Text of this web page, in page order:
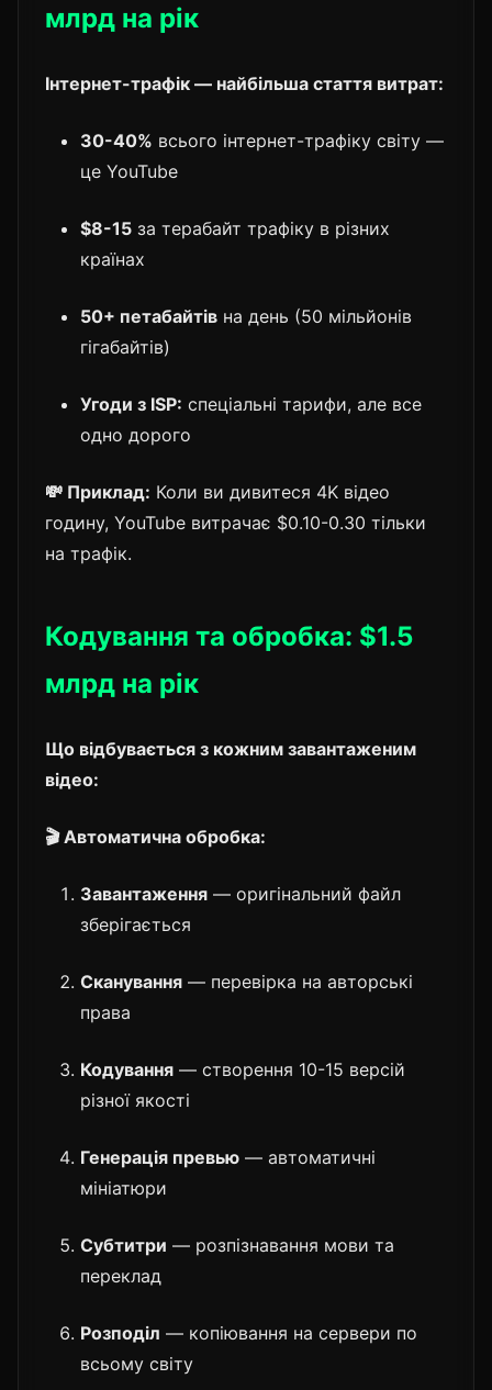
млрд на рік
Інтернет-трафік — найбільша стаття витрат:
30-40% всього інтернет-трафіку світу —
це YouTube
$8-15 за терабайт трафіку в різних
країнах
50+ петабайтів на день (50 мільйонів
гігабайтів)
Угоди з ISP: спеціальні тарифи, але все
одно дорого
💸 Приклад: Коли ви дивитеся 4K відео
годину, YouTube витрачає $0.10-0.30 тільки
на трафік.
Кодування та обробка: $1.5
млрд на рік
Що відбувається з кожним завантаженим
відео:
🎬 Автоматична обробка:
Завантаження — оригінальний файл
зберігається
Сканування — перевірка на авторські
права
Кодування — створення 10-15 версій
різної якості
Генерація превью — автоматичні
мініатюри
Субтитри — розпізнавання мови та
переклад
Розподіл — копіювання на сервери по
всьому світу